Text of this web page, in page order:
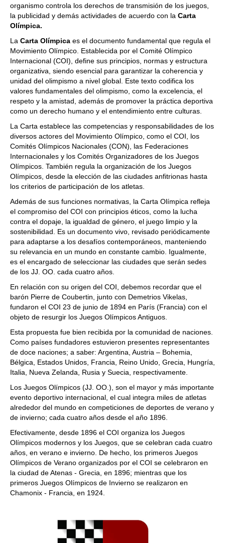
organismo controla los derechos de transmisión de los juegos,
la publicidad y demás actividades de acuerdo con la Carta
Olímpica.
La Carta Olímpica es el documento fundamental que regula el
Movimiento Olímpico. Establecida por el Comité Olímpico
Internacional (COI), define sus principios, normas y estructura
organizativa, siendo esencial para garantizar la coherencia y
unidad del olimpismo a nivel global. Este texto codifica los
valores fundamentales del olimpismo, como la excelencia, el
respeto y la amistad, además de promover la práctica deportiva
como un derecho humano y el entendimiento entre culturas.
La Carta establece las competencias y responsabilidades de los
diversos actores del Movimiento Olímpico, como el COI, los
Comités Olímpicos Nacionales (CON), las Federaciones
Internacionales y los Comités Organizadores de los Juegos
Olímpicos. También regula la organización de los Juegos
Olímpicos, desde la elección de las ciudades anfitrionas hasta
los criterios de participación de los atletas.
Además de sus funciones normativas, la Carta Olímpica refleja
el compromiso del COI con principios éticos, como la lucha
contra el dopaje, la igualdad de género, el juego limpio y la
sostenibilidad. Es un documento vivo, revisado periódicamente
para adaptarse a los desafíos contemporáneos, manteniendo
su relevancia en un mundo en constante cambio. Igualmente,
es el encargado de seleccionar las ciudades que serán sedes
de los JJ. OO. cada cuatro años.
En relación con su origen del COI, debemos recordar que el
barón Pierre de Coubertin, junto con Demetrios Vikelas,
fundaron el COI 23 de junio de 1894 en París (Francia) con el
objeto de resurgir los Juegos Olímpicos Antiguos.
Esta propuesta fue bien recibida por la comunidad de naciones.
Como países fundadores estuvieron presentes representantes
de doce naciones; a saber: Argentina, Austria – Bohemia,
Bélgica, Estados Unidos, Francia, Reino Unido, Grecia, Hungría,
Italia, Nueva Zelanda, Rusia y Suecia, respectivamente.
Los Juegos Olímpicos (JJ. OO.), son el mayor y más importante
evento deportivo internacional, el cual integra miles de atletas
alrededor del mundo en competiciones de deportes de verano y
de invierno; cada cuatro años desde el año 1896.
Efectivamente, desde 1896 el COI organiza los Juegos
Olímpicos modernos y los Juegos, que se celebran cada cuatro
años, en verano e invierno. De hecho, los primeros Juegos
Olímpicos de Verano organizados por el COI se celebraron en
la ciudad de Atenas - Grecia, en 1896; mientras que los
primeros Juegos Olímpicos de Invierno se realizaron en
Chamonix - Francia, en 1924.